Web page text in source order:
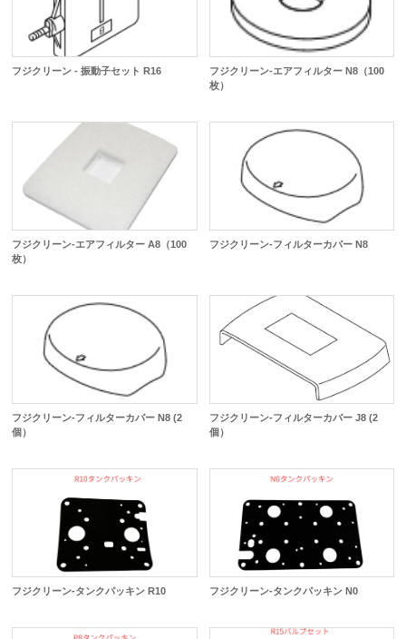
フジクリーン - 振動子セット R16
フジクリーン-エアフィルター N8（100
枚）
フジクリーン-エアフィルター A8（100
枚）
フジクリーン-フィルターカバー N8
フジクリーン-フィルターカバー N8 (2
個）
フジクリーン-フィルターカバー J8 (2
個）
フジクリーン-タンクパッキン R10 フジクリーン-タンクパッキン N0